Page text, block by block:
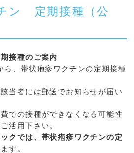
ン 定期接種（公
接種のご案内
ら、帯状疱疹ワクチンの定期接種
当者には郵送でお知らせが届い
での接種ができなくなる可能性
活用下さい。
クでは、帯状疱疹ワクチンの定
す。